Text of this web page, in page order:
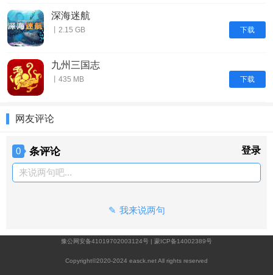
下载
深海迷航
丨2.15 GB
下载
九州三国志
丨435 MB
网友评论
0 条评论 登录
来说两句吧...
我来说两句
豫公网安备41019702003124号 蒙ICP备14002389号
Copyright©2020-2024 easck.net All rights reserved